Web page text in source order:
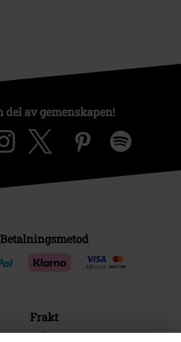
del av gemenskapen!
Betalningsmetod
Frakt